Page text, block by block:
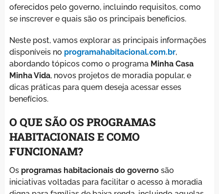
oferecidos pelo governo, incluindo requisitos, como
se inscrever e quais são os principais benefícios.
Neste post, vamos explorar as principais informações
disponíveis no programahabitacional.com.br,
abordando tópicos como o programa Minha Casa
Minha Vida, novos projetos de moradia popular, e
dicas práticas para quem deseja acessar esses
benefícios.
O QUE SÃO OS PROGRAMAS
HABITACIONAIS E COMO
FUNCIONAM?
Os programas habitacionais do governosão
iniciativas voltadas para facilitar o acesso à moradia